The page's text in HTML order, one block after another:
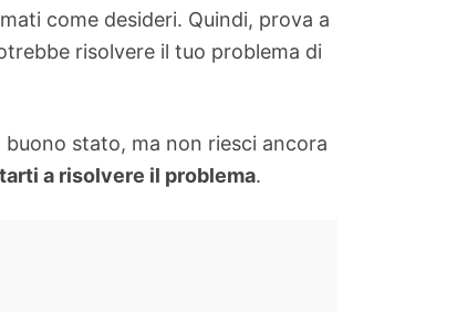
come desideri. Quindi, prova a
risolvere il tuo problema di
stato, ma non riesci ancora
a risolvere il problema.